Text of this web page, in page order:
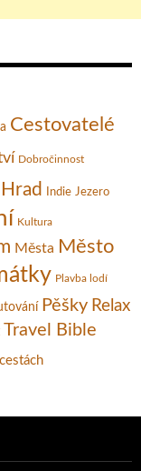
Cestovatelé
Dobročinnost
Hrad Indie Jezero
Kultura
Města Město
Plavba lodí
Pěšky Relax
Travel Bible